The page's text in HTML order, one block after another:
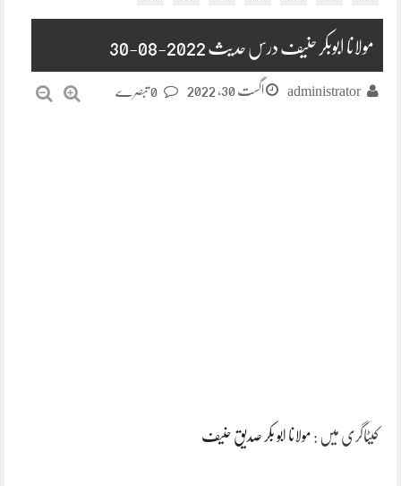
مولانا ابوبکر حنیف درس حدیث 2022-08-30
administrator اگست 30, 2022
کیٹاگری میں : مولانا ابو بکر صدیق حنیف